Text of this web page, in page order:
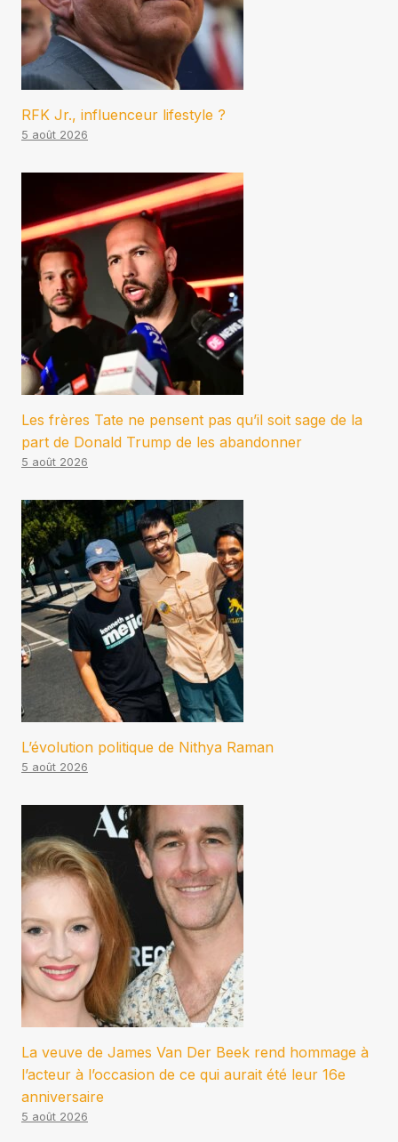
RFK Jr., influenceur lifestyle ?
5 août 2026
Les frères Tate ne pensent pas qu’il soit sage de la
part de Donald Trump de les abandonner
5 août 2026
L’évolution politique de Nithya Raman
5 août 2026
La veuve de James Van Der Beek rend hommage à
l’acteur à l’occasion de ce qui aurait été leur 16e
anniversaire
5 août 2026